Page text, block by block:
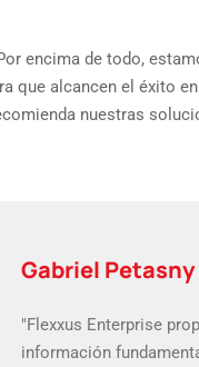
encima de todo,
que alcancen el éxito
nuestras
Gabriel Petasny
"Flexxus Enterprise
información